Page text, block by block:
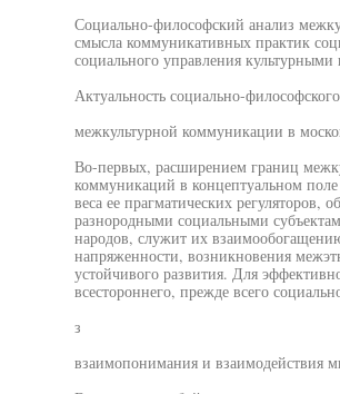
Социально-философский анализ
смысла коммуникативных практик
социального управления
Актуальность социально-
межкультурной коммуникации в
Во-первых, расширением границ
коммуникаций в концептуальном
веса ее прагматических
разнородными социальными
народов, служит их
напряженности, возникновения
устойчивого развития. Для
всестороннего, прежде всего
з
взаимопонимания и взаимодействия